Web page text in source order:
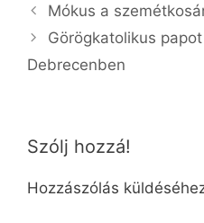
Mókus a
Görögkatolikus
Debrecenben
Szólj hozzá!
Hozzászólás